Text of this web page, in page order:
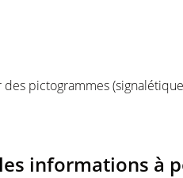
pictogrammes
informations à